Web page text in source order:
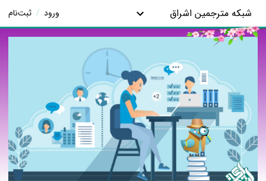
شبکه مترجمین اشراق ورود / ثبت‌نام